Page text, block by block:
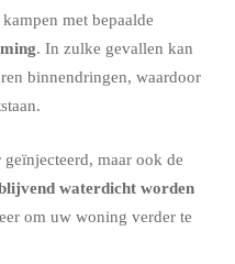
met bepaalde
. In zulke gevallen kan
binnendringen, waardoor
geïnjecteerd, maar ook de
waterdicht worden
om uw woning verder te